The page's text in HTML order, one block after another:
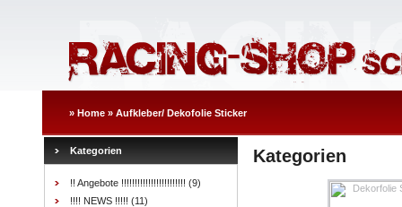
» Home » Aufkleber/ Dekofolie Sticker
Kategorien
!! Angebote !!!!!!!!!!!!!!!!!!!!!!!! (9)
!!!! NEWS !!!!! (11)
Kategorien